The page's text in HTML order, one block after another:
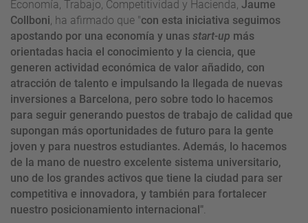
Economía, Trabajo, Competitividad y Hacienda, Jaume
Collboni, ha afirmado que "con esta iniciativa seguimos
apostando por una economía y unas start-up más
orientadas hacia el conocimiento y la ciencia, que
generen actividad económica de valor añadido, con
atracción de talento e impulsando la llegada de nuevas
inversiones a Barcelona, pero sobre todo lo hacemos
para seguir generando puestos de trabajo de calidad que
supongan más oportunidades de futuro para la gente
joven y para nuestros estudiantes. Además, lo hacemos
de la mano de nuestro excelente sistema universitario,
uno de los grandes activos que tiene la ciudad para ser
competitiva e innovadora, y también para fortalecer
nuestro posicionamiento internacional".